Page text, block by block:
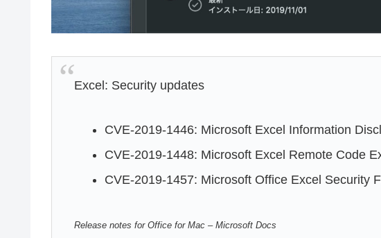
Excel: Security updates
CVE-2019-1446: Microsoft Excel Information
CVE-2019-1448: Microsoft Excel Remote Code
CVE-2019-1457: Microsoft Office Excel Security
Release notes for Office for Mac – Microsoft Docs